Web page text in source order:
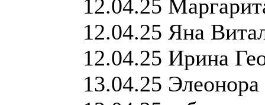
12.04.25
12.04.25 Яна
12.04.25 Ирина
13.04.25